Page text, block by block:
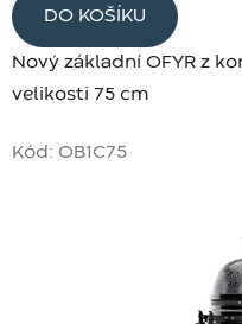
DO KOŠÍKU
Nový základní OFYR z
velikosti 75 cm
Kód: OB1C75